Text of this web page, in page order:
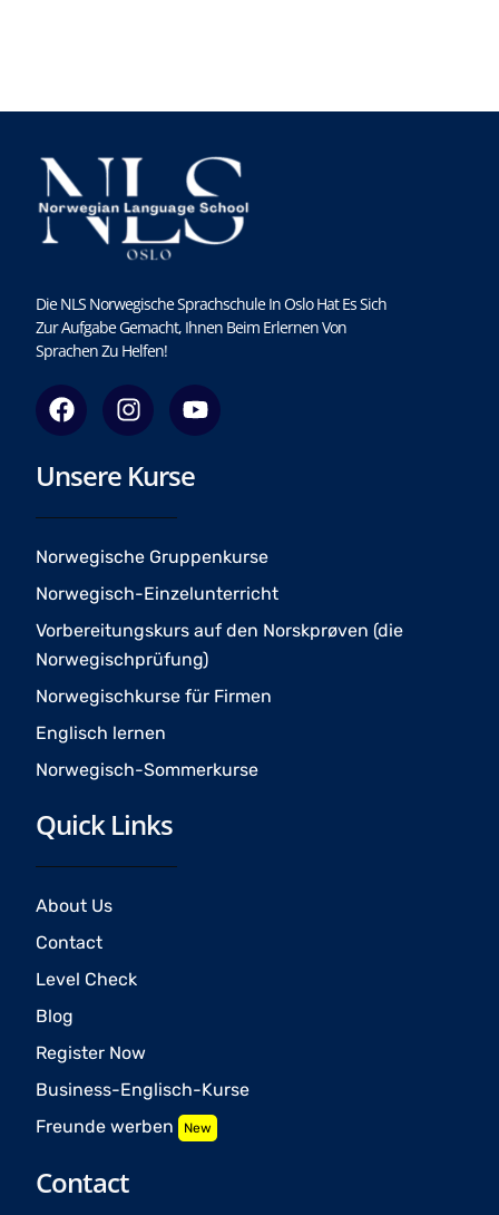
Die NLS Norwegische Sprachschule In Oslo Hat Es Sich
Zur Aufgabe Gemacht, Ihnen Beim Erlernen Von
Sprachen Zu Helfen!
F
a
c
e
o
o
I
n
s
t
g
r
a
m
Y
o
u
t
e
Unsere Kurse
Norwegische Gruppenkurse
Norwegisch-Einzelunterricht
Vorbereitungskurs auf den Norskprøven (die
Norwegischprüfung)
Norwegischkurse für Firmen
Englisch lernen
Norwegisch-Sommerkurse
Quick Links
About Us
Contact
Level Check
Blog
Register Now
Business-Englisch-Kurse
Freunde werben New
Contact